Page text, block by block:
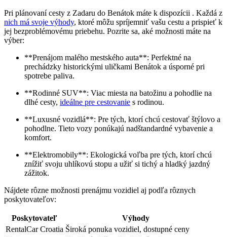
Pri plánovaní cesty z Zadaru do Benátok máte k dispozícii . Každá⁣ z
nich má svoje výhody, ktoré môžu spríjemniť vašu cestu a prispieť k
jej bezproblémovému‍ priebehu. ⁤Pozrite sa, aké možnosti máte na
výber:
**Prenájom malého mestského auta**: Perfektné na ​
prechádzky historickými uličkami Benátok a úsporné⁣ pri
spotrebe paliva.
**Rodinné SUV**: Viac miesta⁤ na⁤ batožinu a pohodlie ⁤na
dlhé cesty,‍ ideálne pre cestovanie s rodinou.
**Luxusné vozidlá**:‌ Pre⁣ tých, ktorí‌ chcú cestovať štýlovo a
pohodlne. Tieto vozy ponúkajú nadštandardné vybavenie a
komfort.
**Elektromobily**: Ekologická voľba pre‌ tých, ktorí chcú
znížiť svoju⁣ uhlíkovú stopu a ⁤užiť si tichý a hladký jazdný
‌zážitok.
Nájdete rôzne možnosti prenájmu vozidiel aj podľa ⁤rôznych
poskytovateľov:
Poskytovateľ
Výhody
RentalCar Croatia Široká ponuka vozidiel, dostupné ceny